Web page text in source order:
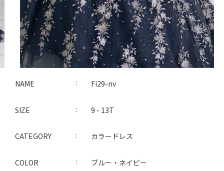
NAME Fi29-nv
SIZE 9 - 13T
CATEGORY カラードレス
COLOR ブルー・ネイビー